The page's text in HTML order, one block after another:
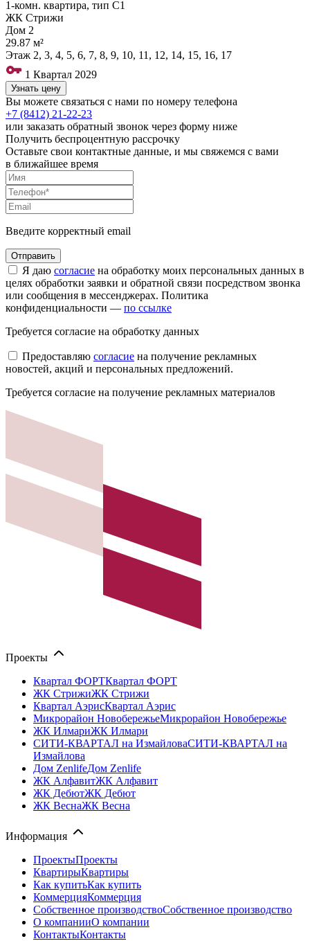
1-комн. квартира, тип С1
ЖК Стрижи
Дом 2
29.87 м²
Этаж 2, 3, 4, 5, 6, 7, 8, 9, 10, 11, 12, 14, 15, 16, 17
1 Квартал 2029
Узнать цену
Вы можете связаться с нами по номеру телефона
+7 (8412) 21-22-23
или заказать обратный звонок через форму ниже
Получить беспроцентную рассрочку
Оставьте свои контактные данные, и мы свяжемся с вами
в ближайшее время
Введите корректный email
Я даю согласие на обработку моих персональных данных в
целях обработки заявки и обратной связи посредством звонка
или сообщения в мессенджерах. Политика
конфиденциальности — по ссылке
Требуется согласие на обработку данных
Предоставляю согласие на получение рекламных
новостей, акций и персональных предложений.
Требуется согласие на получение рекламных материалов
Проекты
Квартал ФОРТКвартал ФОРТ
ЖК СтрижиЖК Стрижи
Квартал АэрисКвартал Аэрис
Микрорайон НовобережьеМикрорайон Новобережье
ЖК ИлмариЖК Илмари
СИТИ-КВАРТАЛ на ИзмайловаСИТИ-КВАРТАЛ на
Измайлова
Дом ZenlifeДом Zenlife
ЖК АлфавитЖК Алфавит
ЖК ДебютЖК Дебют
ЖК ВеснаЖК Весна
Информация
ПроектыПроекты
КвартирыКвартиры
Как купитьКак купить
КоммерцияКоммерция
Собственное производствоСобственное производство
О компанииО компании
КонтактыКонтакты